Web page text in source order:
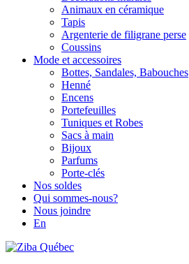
Animaux en céramique
Tapis
Argenterie de filigrane perse
Coussins
Mode et accessoires
Bottes, Sandales, Babouches
Henné
Encens
Portefeuilles
Tuniques et Robes
Sacs à main
Bijoux
Parfums
Porte-clés
Nos soldes
Qui sommes-nous?
Nous joindre
En